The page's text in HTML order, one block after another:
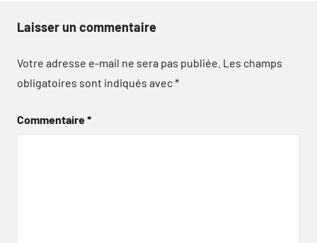
Laisser un commentaire
Votre adresse e-mail ne sera pas publiée. Les champs
obligatoires sont indiqués avec*
Commentaire*